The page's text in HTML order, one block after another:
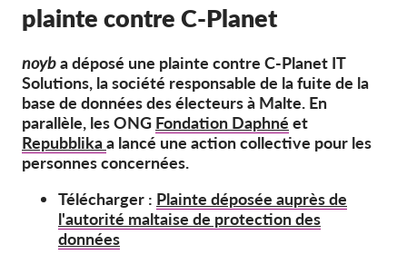
Offres d‘emploi
Recours collectif
OnionShare
Médias
Contactez-nous
GDPRhub
plainte contre C-Planet
noyba déposé une plainte contre C-Planet IT
Solutions, la société responsable de la fuite de la
base de données des électeurs à Malte. En
parallèle, les ONG Fondation Daphné et
Repubblikaa lancé une action collective pour les
personnes concernées.
Télécharger : Plainte déposée auprès de
l'autorité maltaise de protection des
données